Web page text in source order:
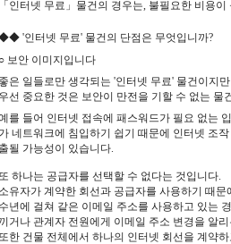
「인터넷 무료」물건의 경우는, 불필요한 비용
'인터넷 무료' 물건의 단점은 무엇입니까?
○ 보안 이미지입니다
좋은 일들로만 생각되는 '인터넷 무료' 물건이지만
우선 중요한 것은 보안이 만전을 기할 수 없는 물
를 들어 인터넷 접속에 패스워드가 필요 없는
가 네트워크에 침입하기 쉽기 때문에 인터넷 조작
출될 가능성이 있습니다.
또 하나는 공급자를 선택할 수 없다는 것입니다.
소유자가 계약한 회선과 공급자를 사용하기 때문
수년에 걸쳐 같은 이메일 주소를 사용하고 있는
거나 관계자 전원에게 이메일 주소 변경을 알
또한 건물 전체에서 하나의 인터넷 회선을 계약